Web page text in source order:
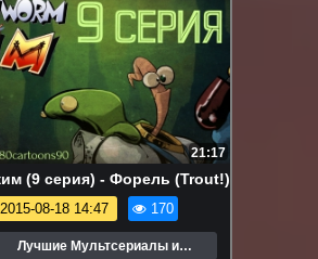
21:17
(9 серия) - Форель (Trout!)
2015-08-18 14:47 170
Лучшие Мультсериалы и